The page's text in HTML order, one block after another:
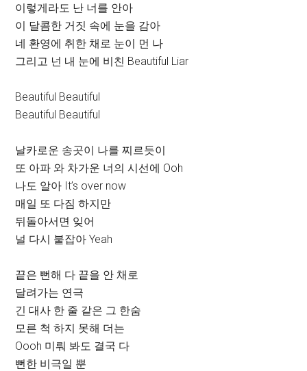
이렇게라도 난 너를 안아
이 달콤한 거짓 속에 눈을 감아
네 환영에 취한 채로 눈이 먼 나
그리고 넌 내 눈에 비친 Beautiful Liar
Beautiful Beautiful
Beautiful Beautiful
날카로운 송곳이 나를 찌르듯이
또 아파 와 차가운 너의 시선에 Ooh
나도 알아 It’s over now
매일 또 다짐 하지만
뒤돌아서면 잊어
널 다시 붙잡아 Yeah
끝은 뻔해 다 끝을 안 채로
달려가는 연극
긴 대사 한 줄 같은 그 한숨
모른 척 하지 못해 더는
Oooh 미뤄 봐도 결국 다
뻔한 비극일 뿐